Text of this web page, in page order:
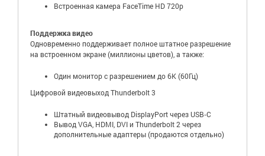
Встроенная камера FaceTime HD 720p
Поддержка видео
Одновременно поддерживает полное штатное разрешение
на встроенном экране (миллионы цветов), а также:
Один монитор с разрешением до 6K (60Гц)
Цифровой видеовыход Thunderbolt 3
Штатный видеовывод DisplayPort через USB‑C
Вывод VGA, HDMI, DVI и Thunderbolt 2 через
дополнительные адаптеры (продаются отдельно)